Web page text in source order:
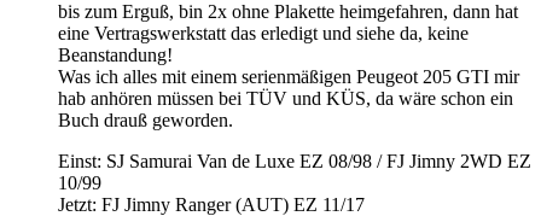
bis zum Erguß, bin 2x ohne Plakette heimgefahren, dann hat
eine Vertragswerkstatt das erledigt und siehe da, keine
Beanstandung!
Was ich alles mit einem serienmäßigen Peugeot 205 GTI mir
hab anhören müssen bei TÜV und KÜS, da wäre schon ein
Buch drauß geworden.
Einst: SJ Samurai Van de Luxe EZ 08/98 / FJ Jimny 2WD EZ
10/99
Jetzt: FJ Jimny Ranger (AUT) EZ 11/17